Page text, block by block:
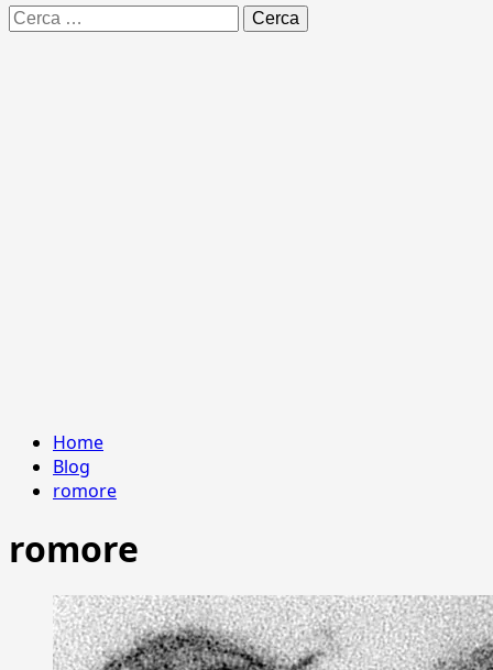
Ricerca
per:
Home
Blog
romore
romore